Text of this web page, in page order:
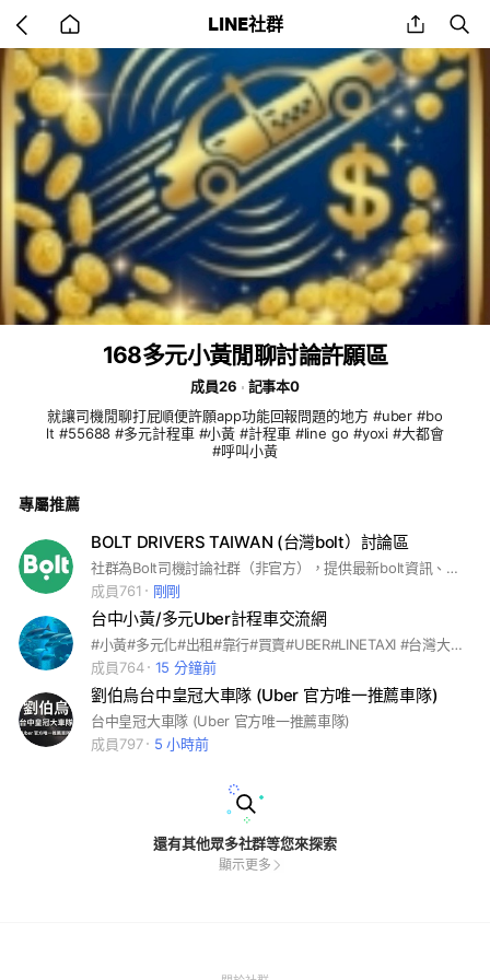
back
to
home
LINE社群 share
168多元小黃閒聊討論許願區
成員26
記事本0
就讓司機閒聊打屁順便許願app功能回報問題的地方 #uber #bo
lt #55688 #多元計程車 #小黃 #計程車 #line go #yoxi #大都會
#呼叫小黃
專屬推薦
BOLT DRIVERS TAIWAN (台灣bolt）討論區
社群為Bolt司機討論社群（非官方），提供最新bolt資訊、開通及各種問題討論。
成員761
剛剛
台中小黃/多元Uber計程車交流網
#小黃#多元化#出租#靠行#買賣#UBER#LINETAXI #台灣大#新手入門 歡迎入內聊天分享
成員764
15 分鐘前
劉伯烏台中皇冠大車隊 (Uber 官方唯一推薦車隊)
台中皇冠大車隊 (Uber 官方唯一推薦車隊)
成員797
5 小時前
還有其他眾多社群等您來探索
顯示更多